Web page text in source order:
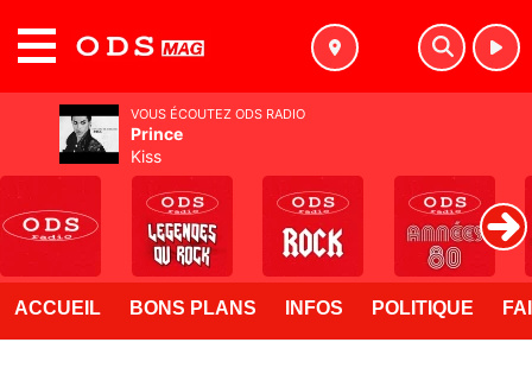
ACCUEIL BONS PLANS INFOS POLITIQUE
VOUS ÉCOUTEZ ODS RADIO
Prince
Kiss